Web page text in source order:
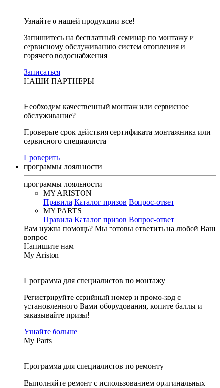
Узнайте о нашей продукции все!
Запишитесь на бесплатный семинар по монтажу и
сервисному обслуживанию систем отопления и
горячего водоснабжения
Записаться
НАШИ ПАРТНЕРЫ
Необходим качественный монтаж или сервисное
обслуживание?
Проверьте срок действия сертификата монтажника или
сервисного специалиста
Проверить
программы лояльности
программы лояльности
MY ARISTON
Правила Каталог призов Вопрос-ответ
MY PARTS
Правила Каталог призов Вопрос-ответ
Вам нужна помощь? Мы готовы ответить на любой Ваш
вопрос
Напишите нам
My Ariston
Программа для специалистов по монтажу
Регистрируйте серийный номер и промо-код с
установленного Вами оборудования, копите баллы и
заказывайте призы!
Узнайте больше
My Parts
Программа для специалистов по ремонту
Выполняйте ремонт с использованием оригинальных